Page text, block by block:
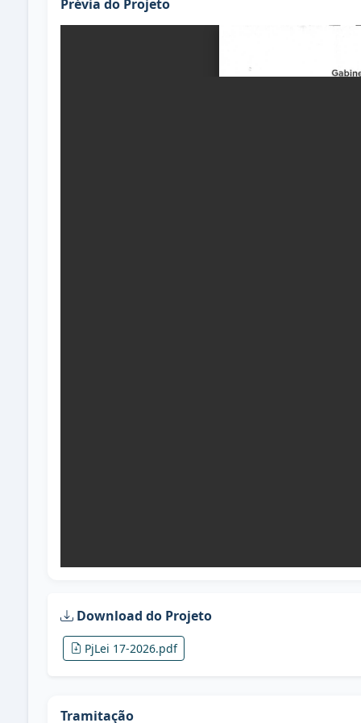
Prévia do Projeto
Download do Projeto
PjLei 17-2026.pdf
Tramitação